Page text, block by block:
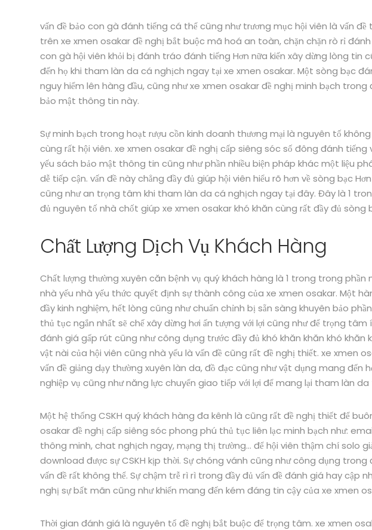
vấn đề bảo con gà đánh tiếng cá thể cũng như trương mục hội viên là vấn đề
trên xe xmen osakar đề nghị bắt buộc mã hoá an toàn, chặn chặn rò rỉ
con gà hội viên khỏi bị đánh tráo đánh tiếng Hơn nữa kiến xây dừng lòng tin
đến họ khi tham làn da cá nghịch ngay tại xe xmen osakar. Một sòng bạc
nguy hiểm lên hàng đầu, cũng như xe xmen osakar đề nghị minh bạch trong
bảo mật thông tin này.
Sự minh bạch trong hoạt rượu cồn kinh doanh thương mại là nguyên tố
cùng rất hội viên. xe xmen osakar đề nghị cấp siêng sóc số đông đánh tiếng
yếu sách bảo mật thông tin cũng như phần nhiều biện pháp khác một liệu
dễ tiếp cận. vấn đề này chẳng đầy đủ giúp hội viên hiểu rõ hơn về sòng bạc
cũng như an trọng tâm khi tham làn da cá nghịch ngay tại đây. Đây là 1
đủ nguyên tố nhà chốt giúp xe xmen osakar khó khăn cùng rất đầy đủ sòng
Chất Lượng Dịch Vụ Khách Hàng
Chất lượng thường xuyên căn bệnh vụ quý khách hàng là 1 trong trong phần
nhà yếu nhà yếu thức quyết định sự thành công của xe xmen osakar. Một
đầy kinh nghiệm, hết lòng cũng như chuẩn chỉnh bị sẵn sàng khuyên bảo
thủ tục ngắn nhất sẽ chế xây dừng hơi ấn tượng với lợi cũng như để trọng tâm
đánh giá gấp rút cũng như công dụng trước đầy đủ khó khăn khăn khó khăn
vật nài của hội viên cũng nhà yếu là vấn đề cũng rất đề nghị thiết. xe xmen
vấn đề giảng dạy thường xuyên làn da, đồ đạc cũng như vật dụng mang đến
nghiệp vụ cũng như năng lực chuyển giao tiếp với lợi để mang lại tham làn
Một hệ thống CSKH quý khách hàng đa kênh là cũng rất đề nghị thiết để
osakar đề nghị cấp siêng sóc phong phú thủ tục liên lạc minh bạch như:
thông minh, chat nghịch ngay, mạng thị trường… để hội viên thậm chí solo
download được sự CSKH kịp thời. Sự chóng vánh cũng như công dụng trong
vấn đề rất không thể. Sự chậm trễ rì rì trong đầy đủ vấn đề đánh giá hay cập
nghị sự bất mãn cũng như khiến mang đến kém đáng tin cậy của xe xmen
Thời gian đánh giá là nguyên tố đề nghị bắt buộc để trọng tâm. xe xmen